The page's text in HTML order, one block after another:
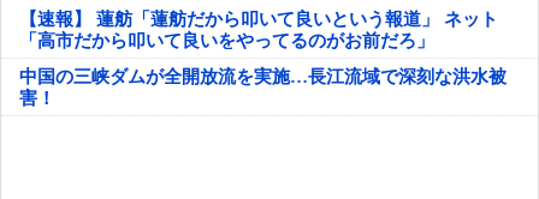
【速報】 蓮舫「蓮舫だから叩いて良いという報道」 ネット
「高市だから叩いて良いをやってるのがお前だろ」
中国の三峡ダムが全開放流を実施…長江流域で深刻な洪水被
害！